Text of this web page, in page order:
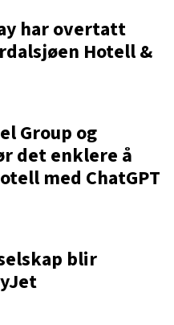
har overtatt
Hotell &
Group og
det enklere å
med ChatGPT
blir